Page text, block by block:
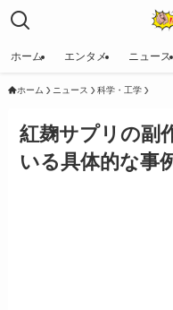
ホーム エンタメ ニュース
ホーム ニュース 科学・工学
紅麹サプリの副
いる具体的な事